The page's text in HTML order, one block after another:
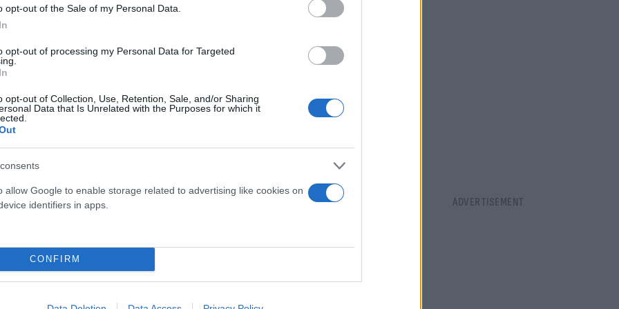
opt-out of the Sale of my Personal Data.
opt-out of processing my Personal Data for Targeted
opt-out of Collection, Use, Retention, Sale, and/or Sharing
Data that Is Unrelated with the Purposes for which it
allow Google to enable storage related to advertising like cookies on
identifiers in apps.
CONFIRM
«Όταν έχεις έναν πρωθυπουργό που αντί να τηρήσει αυτό
για εξεταστική επιτροπή για την περίοδο Βαρουφάκη”,
Πόση αναξιοπιστία μπορεί να έχει ένας άνθρωπος;».
των Πρεσπών
και είπε χαρακτηριστικά, απευθυνόμενος
να
εξωτερικών ο κύριος Γερπαπετρίτης έκανε δήλωση
κ. Βελόπουλος και προχώρησε σε ανάγνωση της ανάρτησης